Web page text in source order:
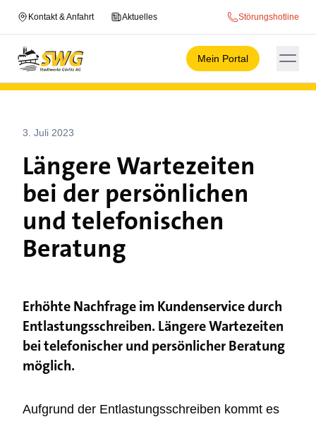
Kontakt & Anfahrt Aktuelles Störungshotline
Mein Portal
3. Juli 2023
Längere Wartezeiten
bei der persönlichen
und telefonischen
Beratung
Erhöhte Nachfrage im Kundenservice durch
Entlastungsschreiben. Längere Wartezeiten
bei telefonischer und persönlicher Beratung
möglich.
Aufgrund der Entlastungsschreiben kommt es